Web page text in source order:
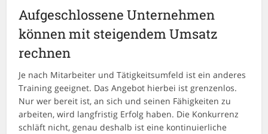
Aufgeschlossene Unternehmen
können mit steigendem Umsatz
rechnen
Je nach Mitarbeiter und Tätigkeitsumfeld ist ein anderes
Training geeignet. Das Angebot hierbei ist grenzenlos.
Nur wer bereit ist, an sich und seinen Fähigkeiten zu
arbeiten, wird langfristig Erfolg haben. Die Konkurrenz
schläft nicht, genau deshalb ist eine kontinuierliche